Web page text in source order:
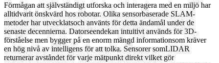
Förmågan att självständigt utforska och interagera med en miljö har
alltidvarit önskvärd hos robotar. Olika sensorbaserade SLAM-
metoder har utvecklatsoch använts för detta ändamål under de
senaste decennierna. Datorseendekan intuitivt används för 3D-
förståelse men bygger på en enorm mängd informationsom kräver
en hög nivå av intelligens för att tolka. Sensorer somLIDAR
returnerar avståndet för varje mätpunkt direkt vilket gör